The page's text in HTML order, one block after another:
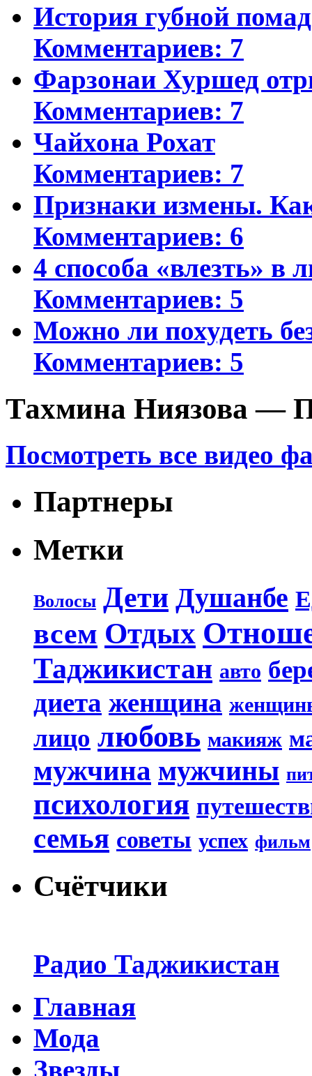
История губной
Комментариев: 7
Фарзонаи Хуршед
Комментариев: 7
Чайхона Рохат
Комментариев: 7
Признаки измены.
Комментариев: 6
4 способа «влезть» в
Комментариев: 5
Можно ли похудеть
Комментариев: 5
Тахмина Ниязова —
Посмотреть все видео
Партнеры
Метки
Волосы Дети Душанбе
всем Отдых
Таджикистан авто
диета женщина
лицо любовь макияж
мужчина мужчины
психология
семья советы успех фильм
Счётчики
Радио Таджикистан
Главная
Мода
Звезды